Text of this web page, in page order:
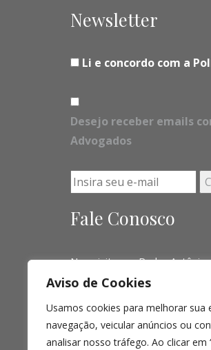
Aviso de Cookies
Usamos cookies para melhorar sua
navegação, veicular anúncios ou
analisar nosso tráfego. Ao clicar em
Newsletter
Li e concordo com a
Desejo receber emails
Advogados
Fale Conosco
Nos visite em Padre Antônio,
Telefone: (041) 3016-6063
Email:
Horários 8:30 AM - 18:00 PM